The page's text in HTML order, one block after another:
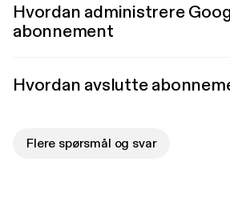
Hvordan administrere
abonnement
Hvordan avslutte
Flere spørsmål og svar